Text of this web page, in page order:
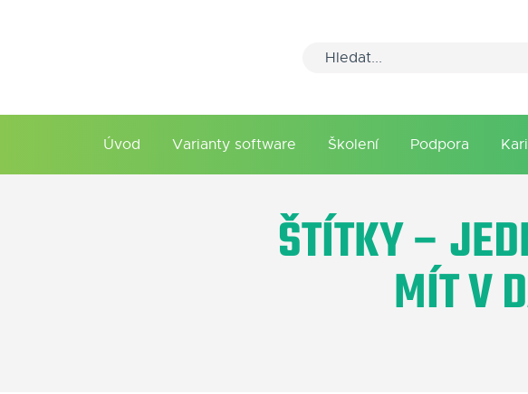
Úvod Varianty software Školení Podpora
ŠTÍTKY –
MÍT V